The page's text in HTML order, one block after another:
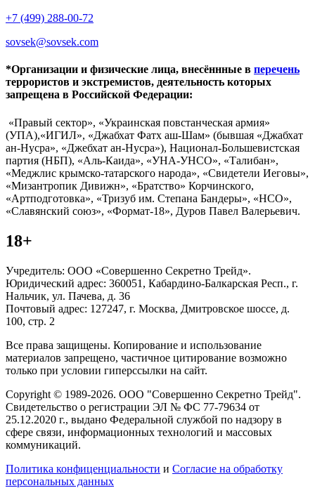
+7 (499) 288-00-72
sovsek@sovsek.com
*Организации и физические лица, внесённные в перечень
террористов и экстремистов, деятельность которых
запрещена в Российской Федерации:
«Правый сектор», «Украинская повстанческая армия»
(УПА),«ИГИЛ», «Джабхат Фатх аш-Шам» (бывшая «Джабхат
ан-Нусра», «Джебхат ан-Нусра»), Национал-Большевистская
партия (НБП), «Аль-Каида», «УНА-УНСО», «Талибан»,
«Меджлис крымско-татарского народа», «Свидетели Иеговы»,
«Мизантропик Дивижн», «Братство» Корчинского,
«Артподготовка», «Тризуб им. Степана Бандеры», «НСО»,
«Славянский союз», «Формат-18», Дуров Павел Валерьевич.
18+
Учредитель: ООО «Совершенно Секретно Трейд».
Юридический адрес: 360051, Кабардино-Балкарская Респ., г.
Нальчик, ул. Пачева, д. 36
Почтовый адрес: 127247, г. Москва, Дмитровское шоссе, д.
100, стр. 2
Все права защищены. Копирование и использование
материалов запрещено, частичное цитирование возможно
только при условии гиперссылки на сайт.
Copyright © 1989-2026. ООО "Совершенно Секретно Трейд".
Свидетельство о регистрации ЭЛ № ФС 77-79634 от
25.12.2020 г., выдано Федеральной службой по надзору в
сфере связи, информационных технологий и массовых
коммуникаций.
Политика конфиценциальности и Согласие на обработку
персональных данных